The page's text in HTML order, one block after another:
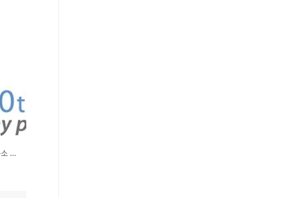
2007.12.14 안철수연구소 V3, 20주년 엠블럼 및 브랜드 슬로건 공개